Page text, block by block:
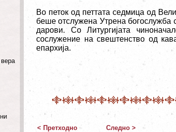
Во петок од петтата седмица од
беше отслужена Утрена богослужба
дарови. Со Литургијата
сослужение на свештенство од
епархија.
< Претходно Следно >